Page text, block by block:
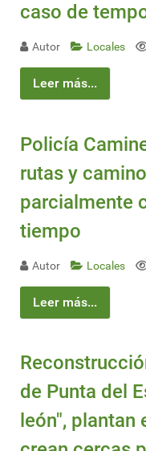
caso de
Autor Locales
Leer más...
Policía
rutas y
parcialmente
tiempo
Autor Locales
Leer más...
de Punta del
león",